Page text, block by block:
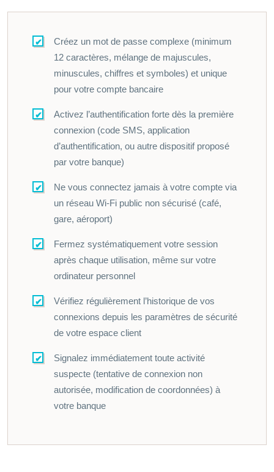
Créez un mot de passe complexe (minimum
12 caractères, mélange de majuscules,
minuscules, chiffres et symboles) et unique
pour votre compte bancaire
Activez l’authentification forte dès la première
connexion (code SMS, application
d’authentification, ou autre dispositif proposé
par votre banque)
Ne vous connectez jamais à votre compte via
un réseau Wi-Fi public non sécurisé (café,
gare, aéroport)
Fermez systématiquement votre session
après chaque utilisation, même sur votre
ordinateur personnel
Vérifiez régulièrement l’historique de vos
connexions depuis les paramètres de sécurité
de votre espace client
Signalez immédiatement toute activité
suspecte (tentative de connexion non
autorisée, modification de coordonnées) à
votre banque